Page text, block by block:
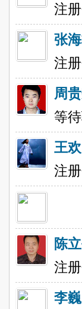
注
张
注
周
等
王欢
注
陈
注
李巍